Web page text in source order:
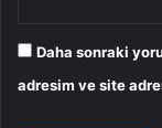
Daha sonraki
adresim ve site